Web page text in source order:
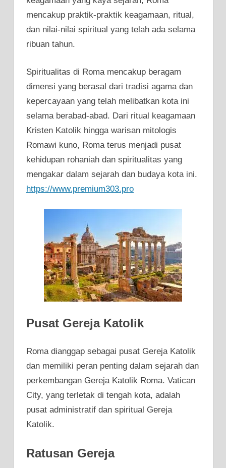
mencakup praktik-praktik keagamaan, ritual,
dan nilai-nilai spiritual yang telah ada selama
ribuan tahun.
Spiritualitas di Roma mencakup beragam
dimensi yang berasal dari tradisi agama dan
kepercayaan yang telah melibatkan kota ini
selama berabad-abad. Dari ritual keagamaan
Kristen Katolik hingga warisan mitologis
Romawi kuno, Roma terus menjadi pusat
kehidupan rohaniah dan spiritualitas yang
mengakar dalam sejarah dan budaya kota ini.
https://www.premium303.pro
Pusat Gereja Katolik
Roma dianggap sebagai pusat Gereja Katolik
dan memiliki peran penting dalam sejarah dan
perkembangan Gereja Katolik Roma. Vatican
City, yang terletak di tengah kota, adalah
pusat administratif dan spiritual Gereja
Katolik.
Ratusan Gereja